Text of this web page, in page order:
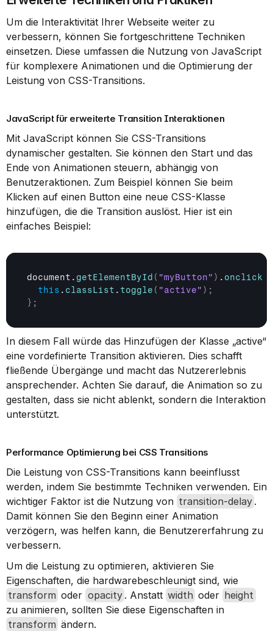
Um die Interaktivität Ihrer Webseite weiter zu
verbessern, können Sie fortgeschrittene Techniken
einsetzen. Diese umfassen die Nutzung von JavaScript
für komplexere Animationen und die Optimierung der
Leistung von CSS-Transitions.
JavaScript für erweiterte Transition Interaktionen
Mit JavaScript können Sie CSS-Transitions
dynamischer gestalten. Sie können den Start und das
Ende von Animationen steuern, abhängig von
Benutzeraktionen. Zum Beispiel können Sie beim
Klicken auf einen Button eine neue CSS-Klasse
hinzufügen, die die Transition auslöst. Hier ist ein
einfaches Beispiel:
document . getElementById ( "myButton" ) . onclick
this . classList . toggle ( "active" ) ;
} ;
In diesem Fall würde das Hinzufügen der Klasse „active“
eine vordefinierte Transition aktivieren. Dies schafft
fließende Übergänge und macht das Nutzererlebnis
ansprechender. Achten Sie darauf, die Animation so zu
gestalten, dass sie nicht ablenkt, sondern die Interaktion
unterstützt.
Performance Optimierung bei CSS Transitions
Die Leistung von CSS-Transitions kann beeinflusst
werden, indem Sie bestimmte Techniken verwenden. Ein
wichtiger Faktor ist die Nutzung von transition-delay .
Damit können Sie den Beginn einer Animation
verzögern, was helfen kann, die Benutzererfahrung zu
verbessern.
Um die Leistung zu optimieren, aktivieren Sie
transform oder opacity . Anstatt width oder height
transform ändern.